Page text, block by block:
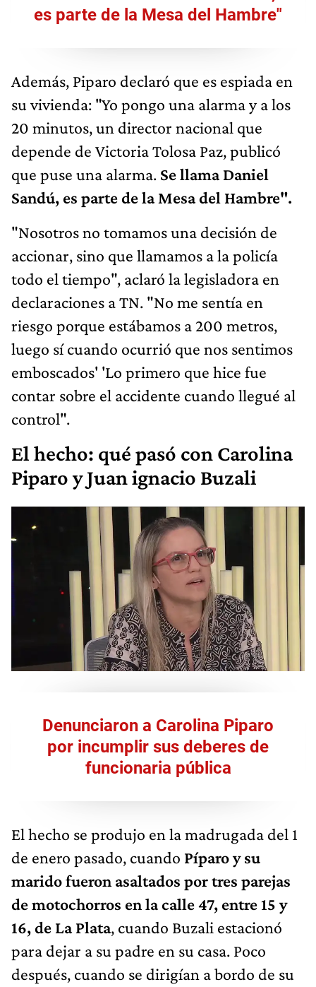
es parte de la Mesa del Hambre"
Además, Piparo declaró que es espiada en
su vivienda: "Yo pongo una alarma y a los
20 minutos, un director nacional que
depende de Victoria Tolosa Paz, publicó
que puse una alarma. Se llama Daniel
Sandú, es parte de la Mesa del Hambre".
"Nosotros no tomamos una decisión de
accionar, sino que llamamos a la policía
todo el tiempo", aclaró la legisladora en
declaraciones a TN. "No me sentía en
riesgo porque estábamos a 200 metros,
luego sí cuando ocurrió que nos sentimos
emboscados' 'Lo primero que hice fue
contar sobre el accidente cuando llegué al
control".
El hecho: qué pasó con Carolina
Piparo y Juan ignacio Buzali
Denunciaron a Carolina Piparo
por incumplir sus deberes de
funcionaria pública
El hecho se produjo en la madrugada del 1
de enero pasado, cuando Píparo y su
marido fueron asaltados por tres parejas
de motochorros en la calle 47, entre 15 y
16, de La Plata, cuando Buzali estacionó
para dejar a su padre en su casa. Poco
después, cuando se dirigían a bordo de su